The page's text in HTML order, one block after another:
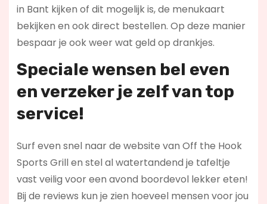
in Bant kijken of dit mogelijk is, de menukaart
bekijken en ook direct bestellen. Op deze manier
bespaar je ook weer wat geld op drankjes.
Speciale wensen bel even
en verzeker je zelf van top
service!
Surf even snel naar de website van Off the Hook
Sports Grill en stel al watertandend je tafeltje
vast veilig voor een avond boordevol lekker eten!
Bij de reviews kun je zien hoeveel mensen voor jou